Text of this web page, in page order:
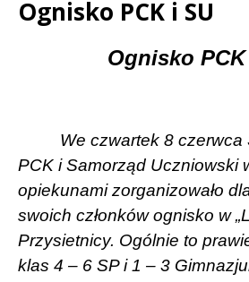
Ognisko PCK i SU
Ognisko
We czwartek 8 czerwca
PCK i Samorząd Uczniowski
opiekunami zorganizowało
swoich członków ognisko w
Przysietnicy. Ogólnie to
klas 4 – 6 SP i 1 – 3